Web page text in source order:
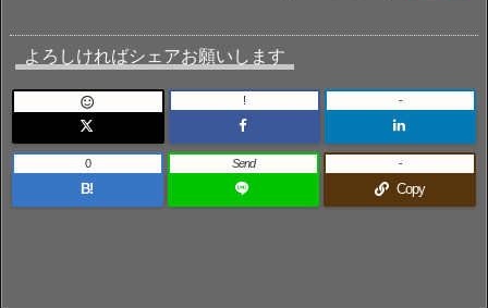
よろしければシェアお願いします
 ! -
B!
0 Send
Copy
-